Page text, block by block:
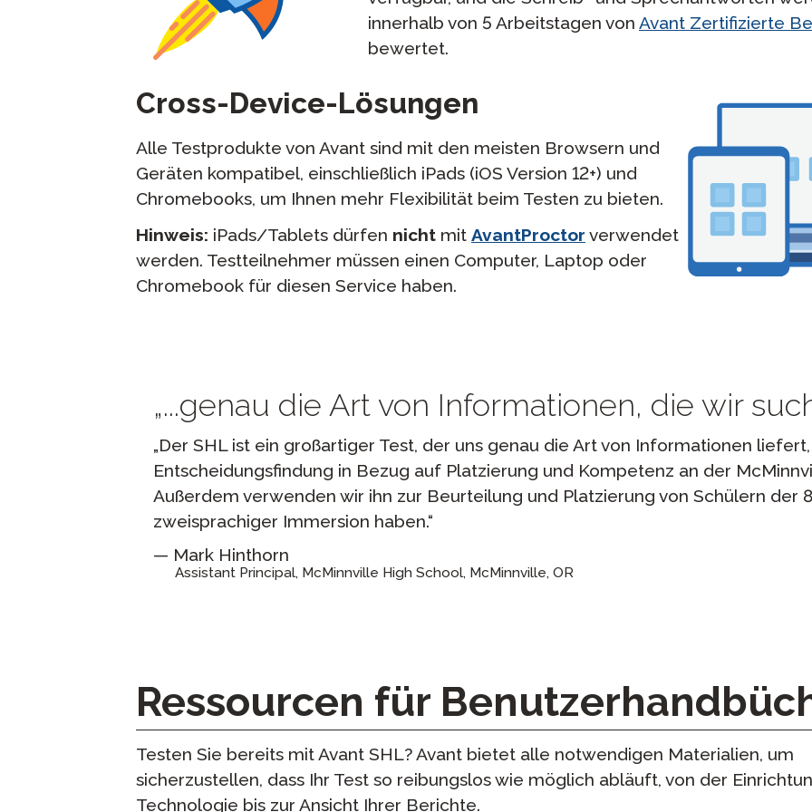
innerhalb von 5 Arbeitstagen von Avant Zertifizierte
bewertet.
Cross-Device-Lösungen
Alle Testprodukte von Avant sind mit den meisten Browsern und
Geräten kompatibel, einschließlich iPads (iOS Version 12+) und
Chromebooks, um Ihnen mehr Flexibilität beim Testen zu bieten.
Hinweis: iPads/Tablets dürfen nicht mit AvantProctor verwendet
werden. Testteilnehmer müssen einen Computer, Laptop oder
Chromebook für diesen Service haben.
...genau die Art von Informationen, die wir
Der SHL ist ein großartiger Test, der uns genau die Art von Informationen
Entscheidungsfindung in Bezug auf Platzierung und Kompetenz an der
Außerdem verwenden wir ihn zur Beurteilung und Platzierung von Schülern der
zweisprachiger Immersion haben.
Mark Hinthorn
Assistant Principal, McMinnville High School, McMinnville, OR
Ressourcen für
Testen Sie bereits mit Avant SHL? Avant bietet alle notwendigen Materialien, um
sicherzustellen, dass Ihr Test so reibungslos wie möglich abläuft, von der
Technologie bis zur Ansicht Ihrer Berichte.